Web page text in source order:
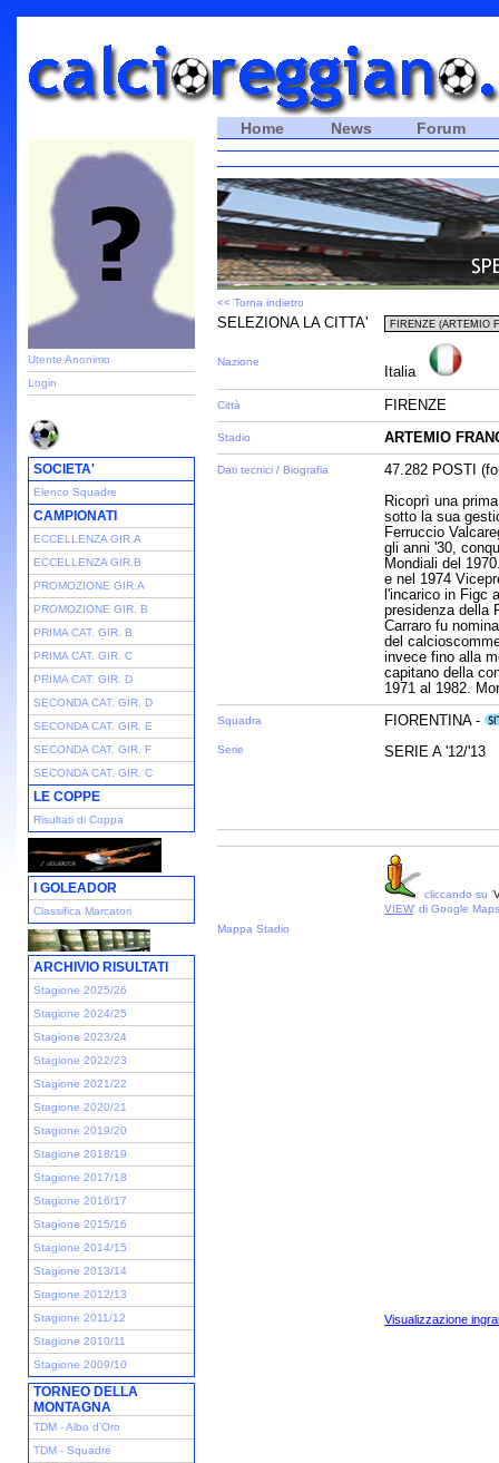
Utente Anonimo
Login
SOCIETA'
Elenco Squadre
CAMPIONATI
ECCELLENZA GIR.A
ECCELLENZA GIR.B
PROMOZIONE GIR.A
PROMOZIONE GIR. B
PRIMA CAT. GIR. B
PRIMA CAT. GIR. C
PRIMA CAT. GIR. D
SECONDA CAT. GIR. D
SECONDA CAT. GIR. E
SECONDA CAT. GIR. F
SECONDA CAT. GIR. C
LE COPPE
Risultati di Coppa
I GOLEADOR
Classifica Marcatori
ARCHIVIO RISULTATI
Stagione 2025/26
Stagione 2024/25
Stagione 2023/24
Stagione 2022/23
Stagione 2021/22
Stagione 2020/21
Stagione 2019/20
Stagione 2018/19
Stagione 2017/18
Stagione 2016/17
Stagione 2015/16
Stagione 2014/15
Stagione 2013/14
Stagione 2012/13
Stagione 2011/12
Stagione 2010/11
Stagione 2009/10
TORNEO DELLA
MONTAGNA
TDM - Albo d'Oro
TDM - Squadre
Home News Forum
<< Torna indietro
SELEZIONA LA CITTA'
Nazione
Italia
Città FIRENZE
Stadio ARTEMIO
Dati tecnici / Biografia
47.282 POSTI
Ricoprì una
sotto la sua
Ferruccio
gli anni '30,
Mondiali del
e nel 1974
l'incarico in Figc
presidenza della
Carraro fu
del
invece fino alla
capitano della
1971 al 1982.
Squadra
Serie
FIORENTINA -
SERIE A '12/'13
cliccando su '
VIEW' di Google Maps
Mappa Stadio
Visualizzazione